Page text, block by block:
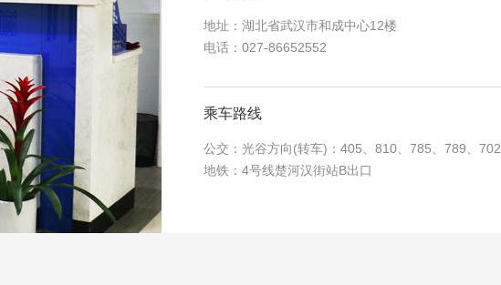
地址：湖北省武汉市和成中心12楼
电话：027-86652552
乘车路线
公交：光谷方向(转车)：405、810、785、789、702
地铁：4号线楚河汉街站B出口